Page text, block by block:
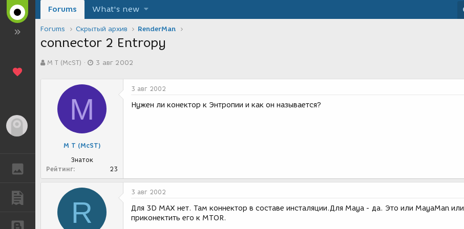
ГАЛЕРЕЯ
ПУБЛИКАЦИИ
БЛОГИ
Forums What's new
Forums Скрытый архив RenderMan
connector 2 Entropy
в
М Т (McST)
а
с
а
и
3 авг 2002
М
М Т (McST)
Знаток
Рейтинг
23
3 авг 2002
Нужен ли конектор к Энтропии и как он называется?
R
3 авг 2002
Для 3D MAX нет. Там коннектор в составе инсталяции.Для Maya - да. Это или MayaMan или
приконектить его к MTOR.